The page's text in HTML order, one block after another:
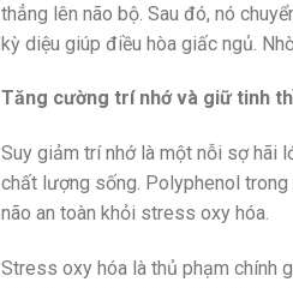
thẳng lên não bộ. Sau đó, nó
kỳ diệu giúp điều hòa giấc ngủ.
Tăng cường trí nhớ và giữ tinh
Suy giảm trí nhớ là một nỗi sợ hãi
chất lượng sống. Polyphenol trong
não an toàn khỏi stress oxy hóa.
Stress oxy hóa là thủ phạm chính